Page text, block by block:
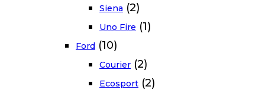
Siena (2)
Uno Fire (1)
Ford (10)
Courier (2)
Ecosport (2)